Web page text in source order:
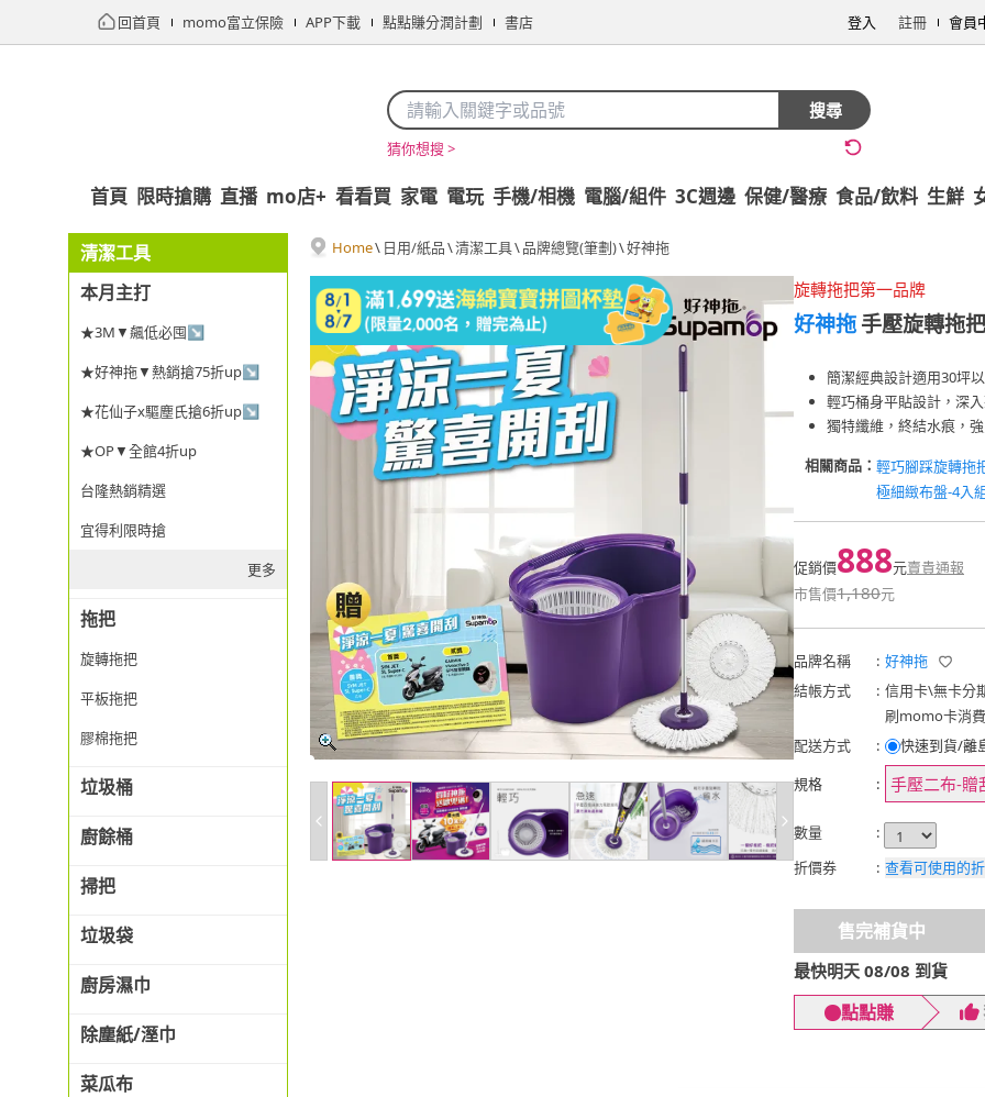
回首頁 momo富立保險 APP下載 點點賺分潤計劃 書店 登入 註冊 會員
搜尋
猜你想搜 >
首頁 限時搶購 直播 mo店+ 看看買 家電 電玩 手機/相機 電腦/組件 3C週邊 保健/醫療 食品/飲料 生鮮
清潔工具
本月主打
★3M▼飆低必囤↘
★好神拖▼熱銷搶75折up↘
★花仙子x驅塵氏搶6折up↘
★OP▼全館4折up
台隆熱銷精選
宜得利限時搶
更多
拖把
旋轉拖把
平板拖把
膠棉拖把
垃圾桶
廚餘桶
掃把
垃圾袋
廚房濕巾
除塵紙/溼巾
菜瓜布
Home\ 日用/紙品\清潔工具\品牌總覽(筆劃)\好神拖
旋轉拖把第一品牌
好神拖手壓旋轉拖
簡潔經典設計適用30坪
輕巧桶身平貼設計，深
獨特纖維，終結水痕，
相關商品： 輕巧腳踩旋轉拖
極細緻布盤-4入
促銷價888元賣貴通報
市售價1,180元
品牌名稱 : 好神拖
結帳方式
: 信用卡\無卡分
刷momo卡消
配送方式
:
快速到貨/離
規格
: 手壓二布-贈
數量
:
折價券
: 查看可使用的
售完補貨中
最快明天 08/08 到貨
點點賺